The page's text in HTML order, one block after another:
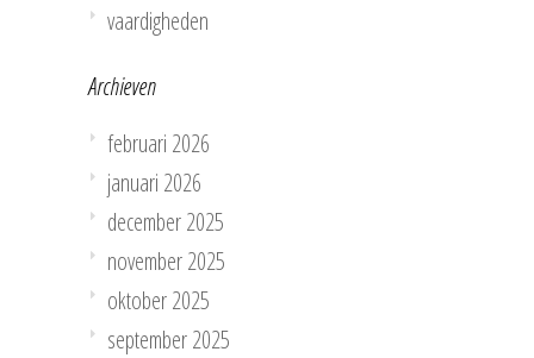
vaardigheden
Archieven
februari 2026
januari 2026
december 2025
november 2025
oktober 2025
september 2025